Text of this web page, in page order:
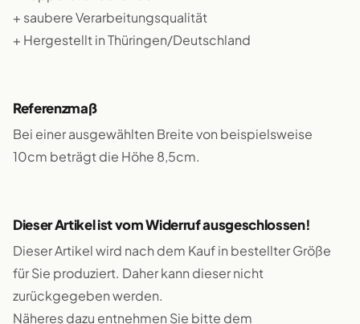
+ saubere Verarbeitungsqualität
+ Hergestellt in Thüringen/Deutschland
Referenzmaß
Bei einer ausgewählten Breite von beispielsweise
10cm beträgt die Höhe 8,5cm.
Dieser Artikel ist vom Widerruf ausgeschlossen!
Dieser Artikel wird nach dem Kauf in bestellter Größe
für Sie produziert. Daher kann dieser nicht
zurückgegeben werden.
Näheres dazu entnehmen Sie bitte dem